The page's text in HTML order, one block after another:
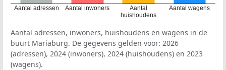
Aantal adressen Aantal inwoners
Aantal
huishoudens
Aantal wagens
Aantal adressen, inwoners, huishoudens en wagens in de
buurt Mariaburg. De gegevens gelden voor: 2026
(adressen), 2024 (inwoners), 2024 (huishoudens) en 2023
(wagens).